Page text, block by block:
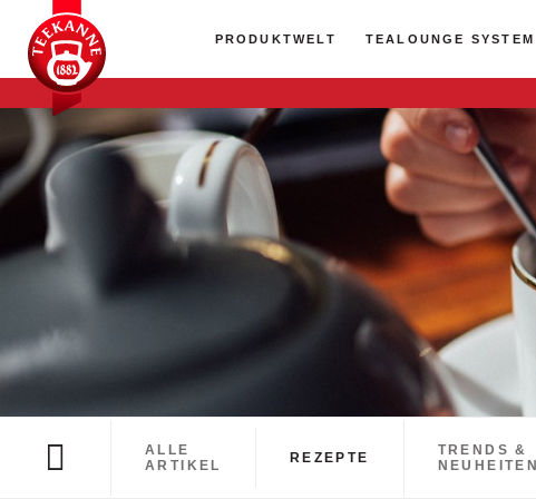
PRODUKTWELT TEALOUNGE SYSTEM
ALLE
ARTIKEL
REZEPTE
TRENDS &
NEUHEITEN